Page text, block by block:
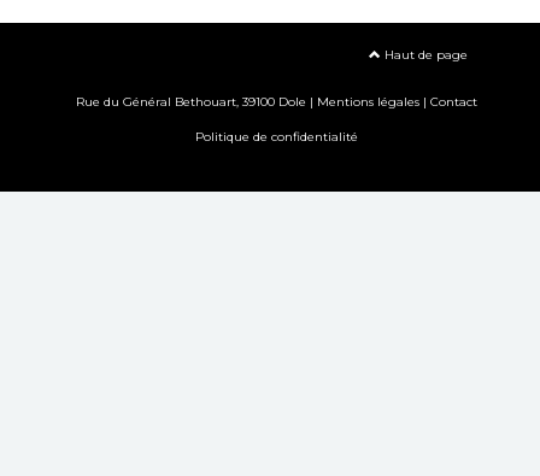
Haut de page
Rue du Général Bethouart, 39100 Dole | Mentions légales| Contact
Politique de confidentialité